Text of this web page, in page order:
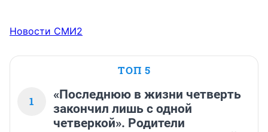
Новости СМИ2
ТОП 5
1
«Последнюю в жизни четверть
закончил лишь с одной
четверкой». Родители